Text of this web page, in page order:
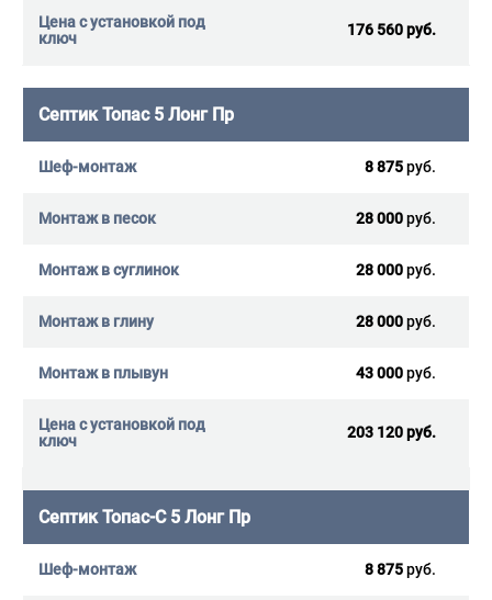
176 560 руб.
Септик Топас 5 Лонг Пр
8 875руб.
28 000руб.
28 000руб.
28 000руб.
43 000руб.
203 120 руб.
Септик Топас-С 5 Лонг Пр
8 875руб.